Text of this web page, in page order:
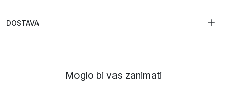
DOSTAVA
Moglo bi vas zanimati